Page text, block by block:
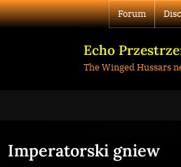
Skip
to
Forum
Echo
The Winged Hussars
Imperatorski gniew